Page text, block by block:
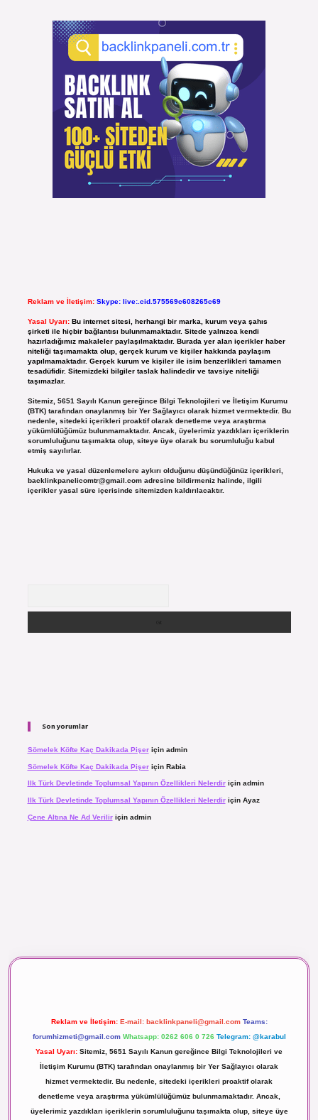
Reklam ve İletişim: Skype: live:.cid.575569c608265c69
Yasal Uyarı: Bu internet sitesi, herhangi bir marka, kurum veya şahıs
şirketi ile hiçbir bağlantısı bulunmamaktadır. Sitede yalnızca kendi
hazırladığımız makaleler paylaşılmaktadır. Burada yer alan içerikler haber
niteliği taşımamakta olup, gerçek kurum ve kişiler hakkında paylaşım
yapılmamaktadır. Gerçek kurum ve kişiler ile isim benzerlikleri tamamen
tesadüfidir. Sitemizdeki bilgiler taslak halindedir ve tavsiye niteliği
taşımazlar.
Sitemiz, 5651 Sayılı Kanun gereğince Bilgi Teknolojileri ve İletişim Kurumu
(BTK) tarafından onaylanmış bir Yer Sağlayıcı olarak hizmet vermektedir. Bu
nedenle, sitedeki içerikleri proaktif olarak denetleme veya araştırma
yükümlülüğümüz bulunmamaktadır. Ancak, üyelerimiz yazdıkları içeriklerin
sorumluluğunu taşımakta olup, siteye üye olarak bu sorumluluğu kabul
etmiş sayılırlar.
Hukuka ve yasal düzenlemelere aykırı olduğunu düşündüğünüz içerikleri,
backlinkpanelicomtr@gmail.comadresine bildirmeniz halinde, ilgili
içerikler yasal süre içerisinde sitemizden kaldırılacaktır.
Son yorumlar
Sömelek Köfte Kaç Dakikada Pişeriçin admin
Sömelek Köfte Kaç Dakikada Pişeriçin Rabia
Ilk Türk Devletinde Toplumsal Yapının Özellikleri Nelerdiriçin admin
Ilk Türk Devletinde Toplumsal Yapının Özellikleri Nelerdiriçin Ayaz
Çene Altına Ne Ad Veriliriçin admin
Reklam ve İletişim: E-mail: backlinkpaneli@gmail.com Teams:
forumhizmeti@gmail.com Whatsapp: 0262 606 0 726 Telegram: @karabul
Yasal Uyarı: Sitemiz, 5651 Sayılı Kanun gereğince Bilgi Teknolojileri ve
İletişim Kurumu (BTK) tarafından onaylanmış bir Yer Sağlayıcı olarak
hizmet vermektedir. Bu nedenle, sitedeki içerikleri proaktif olarak
denetleme veya araştırma yükümlülüğümüz bulunmamaktadır. Ancak,
üyelerimiz yazdıkları içeriklerin sorumluluğunu taşımakta olup, siteye üye